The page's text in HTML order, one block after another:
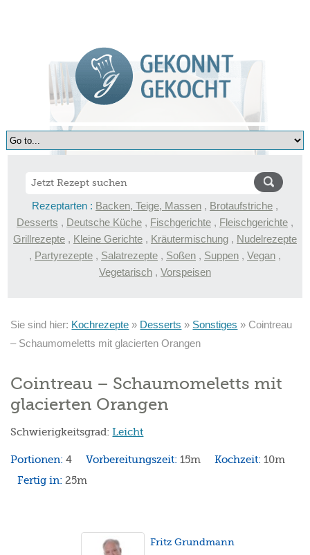
Rezeptarten : Backen, Teige, Massen , Brotaufstriche ,
Desserts , Deutsche Küche , Fischgerichte , Fleischgerichte ,
Grillrezepte , Kleine Gerichte , Kräutermischung , Nudelrezepte
, Partyrezepte , Salatrezepte , Soßen , Suppen , Vegan ,
Vegetarisch , Vorspeisen
Sie sind hier: Kochrezepte » Desserts » Sonstiges »Cointreau
– Schaumomeletts mit glacierten Orangen
Cointreau – Schaumomeletts mit
glacierten Orangen
Schwierigkeitsgrad:Leicht
Portionen:4 Vorbereitungszeit:15m Kochzeit:10m
Fertig in:25m
Fritz Grundmann